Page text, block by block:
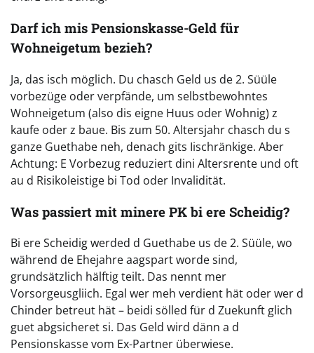
Darf ich mis Pensionskasse-Geld für
Wohneigetum bezieh?
Ja, das isch möglich. Du chasch Geld us de 2. Süüle
vorbezüge oder verpfände, um selbstbewohntes
Wohneigetum (also dis eigne Huus oder Wohnig) z
kaufe oder z baue. Bis zum 50. Altersjahr chasch du s
ganze Guethabe neh, denach gits Iischränkige. Aber
Achtung: E Vorbezug reduziert dini Altersrente und oft
au d Risikoleistige bi Tod oder Invalidität.
Was passiert mit minere PK bi ere Scheidig?
Bi ere Scheidig werded d Guethabe us de 2. Süüle, wo
während de Ehejahre aagspart worde sind,
grundsätzlich hälftig teilt. Das nennt mer
Vorsorgeusgliich. Egal wer meh verdient hät oder wer d
Chinder betreut hät – beidi sölled für d Zuekunft glich
guet abgsicheret si. Das Geld wird dänn a d
Pensionskasse vom Ex-Partner überwiese.